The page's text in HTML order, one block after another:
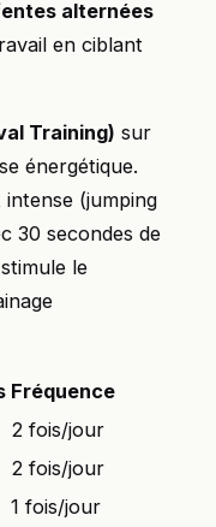
alternées
en ciblant
Training) sur
énergétique.
(jumping
30 secondes de
le
Fréquence
2 fois/jour
2 fois/jour
1 fois/jour